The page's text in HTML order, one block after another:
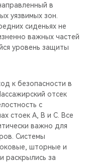
в
уязвимых зон.
сиденьях не
важных частей
уровень защиты
к безопасности в
отсек
с
стоек A, B и C. Все
важно для
Системы
шторные и
раскрылись за